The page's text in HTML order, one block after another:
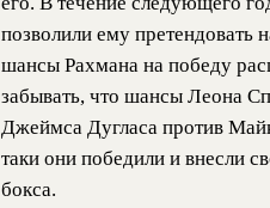
позволили ему
шансы Рахмана на победу
забывать, что шансы Леона
Джеймса Дугласа против
таки они победили и внесли
бокса.